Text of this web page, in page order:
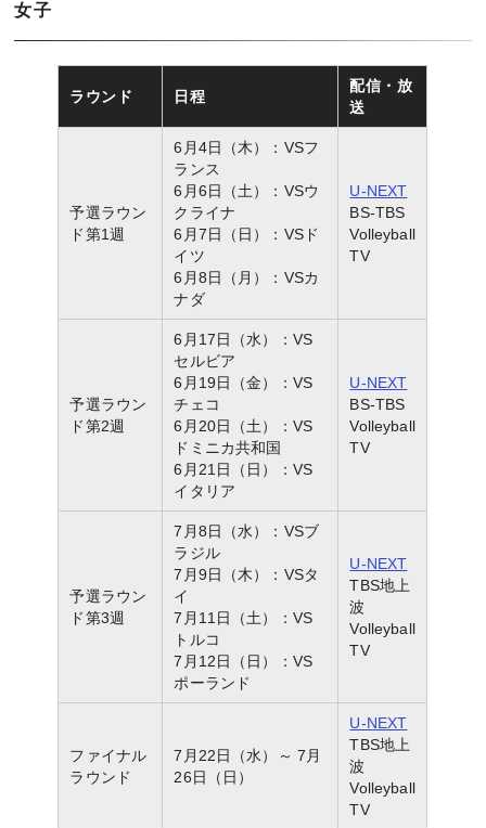
女子
ラウンド 日程
配信・放
送
予選ラウン
ド第1週
6月4日（木）：VSフ
ランス
6月6日（土）：VSウ
クライナ
6月7日（日）：VSド
イツ
6月8日（月）：VSカ
ナダ
U-NEXT
BS-TBS
Volleyball
TV
予選ラウン
ド第2週
6月17日（水）：VS
セルビア
6月19日（金）：VS
チェコ
6月20日（土）：VS
ドミニカ共和国
6月21日（日）：VS
イタリア
U-NEXT
BS-TBS
Volleyball
TV
予選ラウン
ド第3週
7月8日（水）：VSブ
ラジル
7月9日（木）：VSタ
イ
7月11日（土）：VS
トルコ
7月12日（日）：VS
ポーランド
U-NEXT
TBS地上
波
Volleyball
TV
ファイナル
ラウンド
7月22日（水）～ 7月
26日（日）
U-NEXT
TBS地上
波
Volleyball
TV